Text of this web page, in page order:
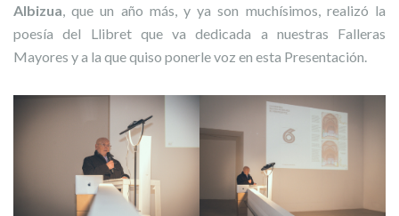
Albizua, que un año más, y ya son muchísimos, realizó la
poesía del Llibret que va dedicada a nuestras Falleras
Mayores y a la que quiso ponerle voz en esta Presentación.